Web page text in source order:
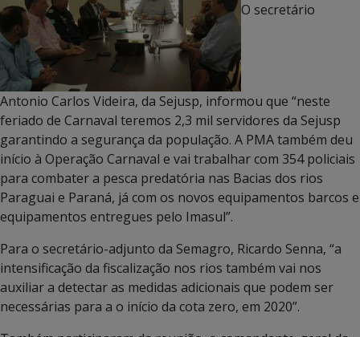
O secretário
Antonio Carlos Videira, da Sejusp, informou que “neste
feriado de Carnaval teremos 2,3 mil servidores da Sejusp
garantindo a segurança da população. A PMA também deu
início à Operação Carnaval e vai trabalhar com 354 policiais
para combater a pesca predatória nas Bacias dos rios
Paraguai e Paraná, já com os novos equipamentos barcos e
equipamentos entregues pelo Imasul”.
Para o secretário-adjunto da Semagro, Ricardo Senna, “a
intensificação da fiscalização nos rios também vai nos
auxiliar a detectar as medidas adicionais que podem ser
necessárias para a o início da cota zero, em 2020”.